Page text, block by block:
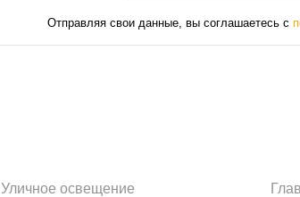
Отправляя свои данные, вы соглашаетесь с
Уличное освещение